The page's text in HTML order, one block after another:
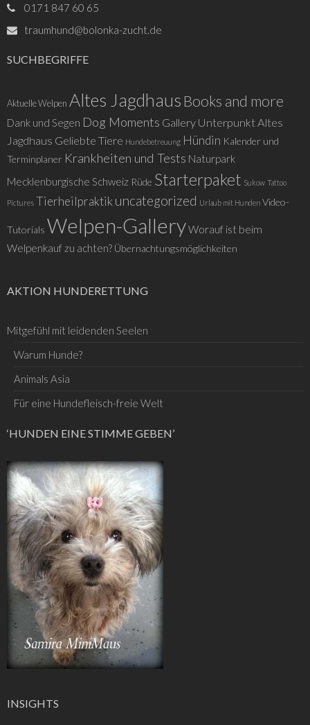
0171 847 60 65
traumhund@bolonka-zucht.de
SUCHBEGRIFFE
Aktuelle Welpen Altes Jagdhaus Books and more
Dank und Segen Dog Moments Gallery Unterpunkt Altes
Jagdhaus Geliebte Tiere Hundebetreuung Hündin Kalender und
Terminplaner Krankheiten und Tests Naturpark
Mecklenburgische Schweiz Rüde Starterpaket Sukow Tattoo
Pictures Tierheilpraktikuncategorized Urlaub mit Hunden Video-
Tutorials Welpen-GalleryWorauf ist beim
Welpenkauf zu achten? Übernachtungsmöglichkeiten
AKTION HUNDERETTUNG
Mitgefühl mit leidenden Seelen
Warum Hunde?
Animals Asia
Für eine Hundefleisch-freie Welt
‘HUNDEN EINE STIMME GEBEN’
INSIGHTS